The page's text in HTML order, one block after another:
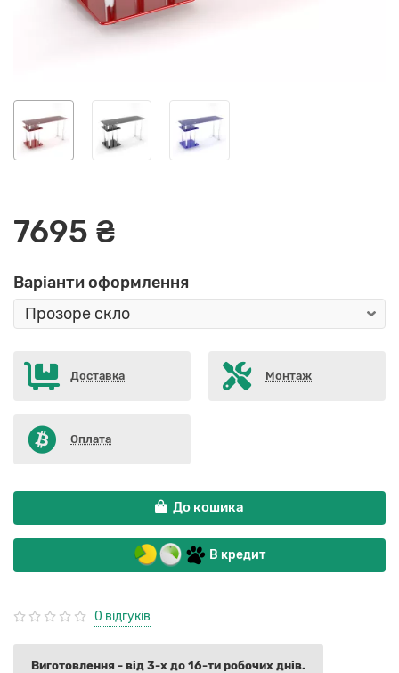
7695 ₴
Варіанти оформлення
Доставка Монтаж
Оплата
До кошика
В кредит
0 відгуків
Виготовлення - від 3-х до 16-ти робочих днів.